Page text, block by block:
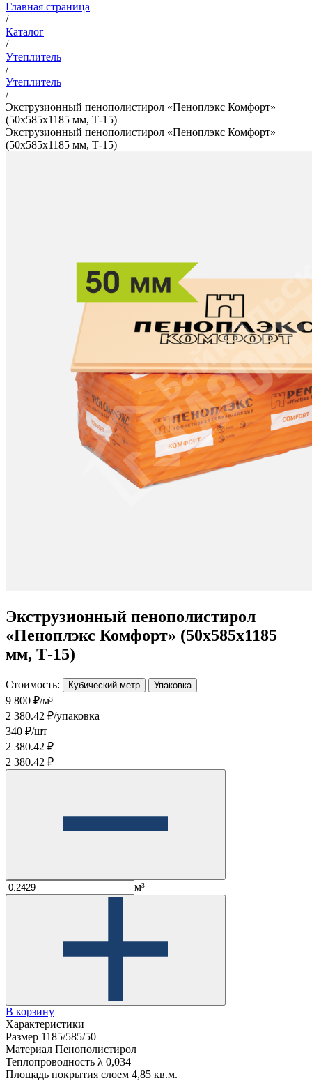
Главная страница
/
Каталог
/
Утеплитель
/
Утеплитель
/
Экструзионный пенополистирол «Пеноплэкс Комфорт»
(50х585х1185 мм, Т-15)
Экструзионный пенополистирол «Пеноплэкс Комфорт»
(50х585х1185 мм, Т-15)
Экструзионный пенополистирол
«Пеноплэкс Комфорт» (50х585х1185
мм, Т-15)
Стоимость: Кубический метр Упаковка
9 800 ₽/м³
2 380.42 ₽/упаковка
340 ₽/шт
2 380.42 ₽
2 380.42 ₽
м³
В корзину
Характеристики
Размер 1185/585/50
Материал Пенополистирол
Теплопроводность λ 0,034
Площадь покрытия слоем 4,85 кв.м.